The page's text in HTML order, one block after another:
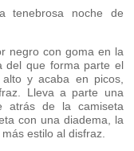
tenebrosa noche de
negro con goma en la
del que forma parte el
y acaba en picos,
Lleva a parte una
de la camiseta
con una diadema, la
estilo al disfraz.